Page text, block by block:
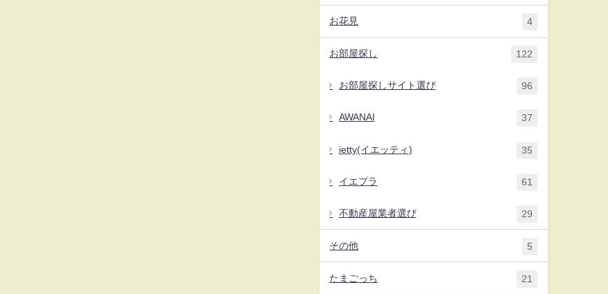
お花見 4
お部屋探し 122
お部屋探しサイト選び 96
AWANAI 37
ietty(イエッティ) 35
イエプラ 61
不動産屋業者選び 29
その他 5
たまごっち 21